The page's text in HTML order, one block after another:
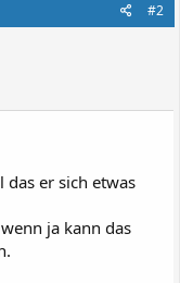
#2
er sich etwas
ja kann das